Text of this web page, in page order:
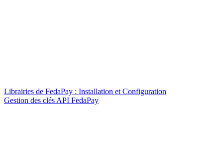
Librairies de FedaPay : Installation et Configuration
Gestion des clés API FedaPay